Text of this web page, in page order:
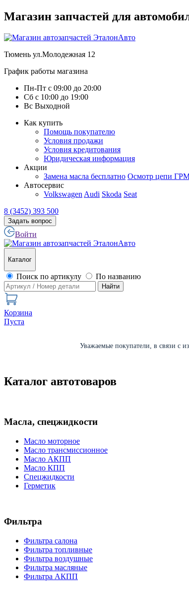
Магазин запчастей для
Тюмень ул.Молодежная 12
График работы магазина
Пн-Пт с 09:00 до 20:00
Сб с 10:00 до 19:00
Вс Выходной
Как купить
Помощь покупателю
Условия продажи
Условия кредитования
Юридическая информация
Акции
Замена масла бесплатно Осмотр цепи
Автосервис
Volkswagen Audi Skoda Seat
8 (3452) 393 500
Задать вопрос
Войти
Каталог
Поиск по артикулу По названию
Найти
Корзина
Пуста
Уважаемые покупатели, в связи с
Каталог автотоваров
Масла, спецжидкости
Масло моторное
Масло трансмиссионное
Масло АКПП
Масло КПП
Спецжидкости
Герметик
Фильтра
Фильтра салона
Фильтра топливные
Фильтра воздушные
Фильтра масляные
Фильтра АКПП